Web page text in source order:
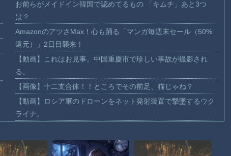
お前らがメイドイン韓国で認めてるもの 「キムチ」あと3つ
は？
AmazonのアツさMax！心も踊る「マンガ毎週末セール（50%
還元）」2日目襲来！
【動画】これはお見事。中国重慶市で珍しい事故が撮影され
る。
【画像】十二支合体！！ところでその前足、猫じゃね？
【動画】ロシア軍のドローンをネット発射装置で撃墜するウク
ライナ。
て逃げされる車載。